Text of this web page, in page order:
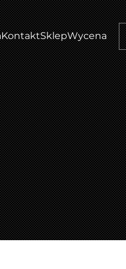
KontaktSklepWycena